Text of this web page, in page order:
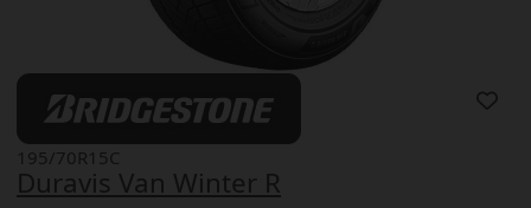
Duravis Van Winter R
195/70R15C